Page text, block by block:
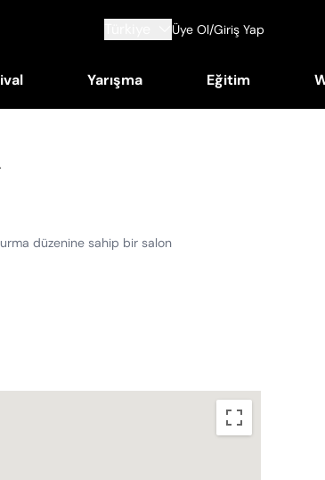
Üye Ol/Giriş Yap
Yarışma Eğitim
.
düzenine sahip bir salon